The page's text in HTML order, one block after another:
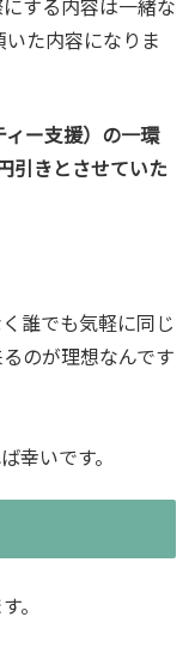
する内容は一緒な
た内容になりま
ー支援）の一環
引きとさせていた
誰でも気軽に同じ
のが理想なんです
幸いです。
。